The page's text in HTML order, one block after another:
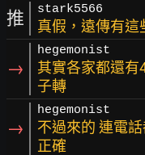
推 stark5566
真假，遠傳有這
→
hegemonist
其實各家都還有
子轉
→
hegemonist
不過來的 連電
正確